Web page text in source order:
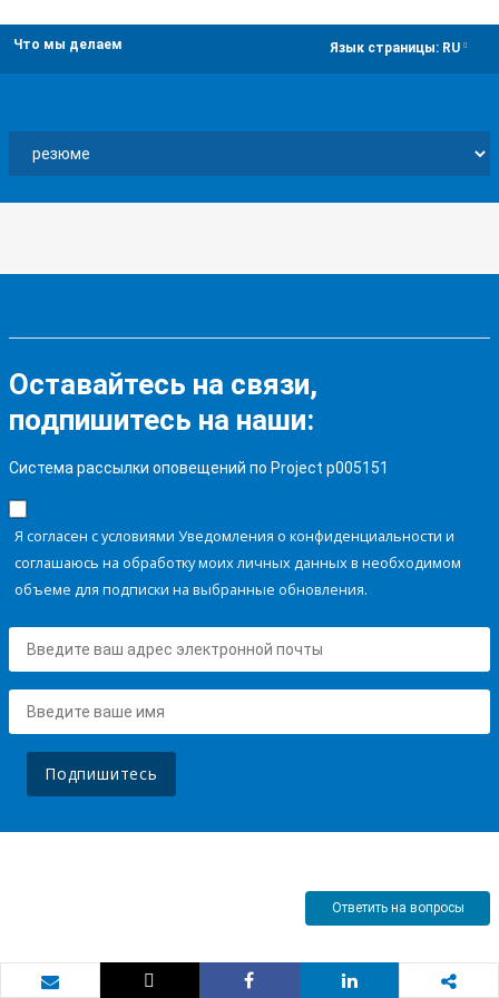
Что мы делаем Язык страницы: RU
Оставайтесь на связи,
подпишитесь на наши:
Система рассылки оповещений по Project p005151
Я согласен с условиями Уведомления о конфиденциальности и
соглашаюсь на обработку моих личных данных в необходимом
объеме для подписки на выбранные обновления.
Подпишитесь
Ответить на вопросы